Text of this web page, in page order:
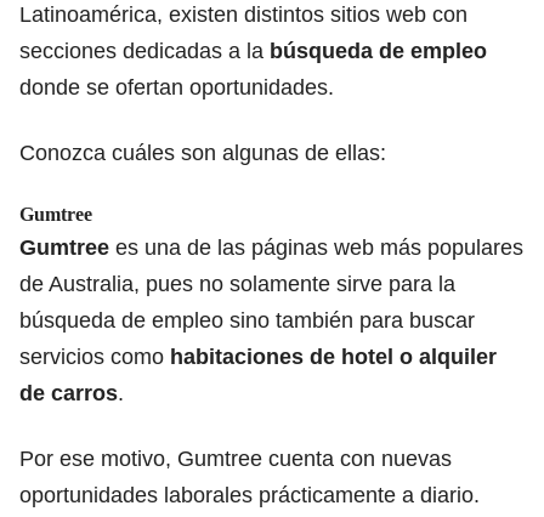
Latinoamérica, existen distintos sitios web con
secciones dedicadas a la búsqueda de empleo
donde se ofertan oportunidades.
Conozca cuáles son algunas de ellas:
Gumtree
Gumtree es una de las páginas web más populares
de Australia, pues no solamente sirve para la
búsqueda de empleo sino también para buscar
servicios como habitaciones de hotel o alquiler
de carros.
Por ese motivo, Gumtree cuenta con nuevas
oportunidades laborales prácticamente a diario.